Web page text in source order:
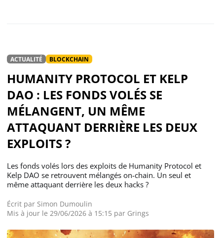
ACTUALITÉ BLOCKCHAIN
HUMANITY PROTOCOL ET KELP
DAO : LES FONDS VOLÉS SE
MÉLANGENT, UN MÊME
ATTAQUANT DERRIÈRE LES DEUX
EXPLOITS ?
Les fonds volés lors des exploits de Humanity Protocol et
Kelp DAO se retrouvent mélangés on-chain. Un seul et
même attaquant derrière les deux hacks ?
Écrit par Simon Dumoulin
Mis à jour le 29/06/2026 à 15:15 par Grings